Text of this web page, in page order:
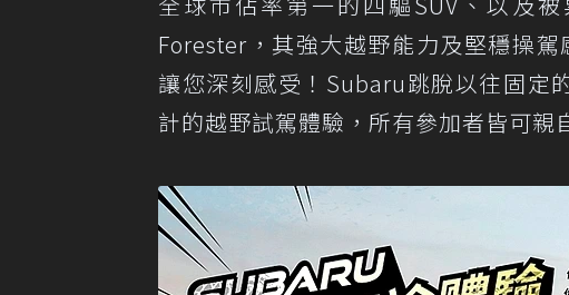
Forester，其強大越野能力及堅穩操
讓您深刻感受！Subaru跳脫以往固定
計的越野試駕體驗，所有參加者皆可親